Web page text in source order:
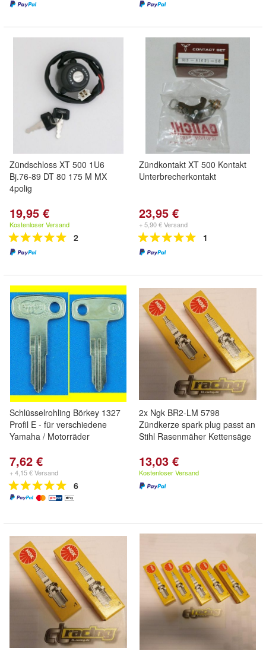
Zündschloss XT 500 1U6
Bj.76-89 DT 80 175 M MX
4polig
19,95 €
Kostenloser Versand
2
Zündkontakt XT 500 Kontakt
Unterbrecherkontakt
23,95 €
+ 5,90 € Versand
1
Schlüsselrohling Börkey 1327
Profil E - für verschiedene
Yamaha / Motorräder
7,62 €
+ 4,15 € Versand
6
2x Ngk BR2-LM 5798
Zündkerze spark plug passt an
Stihl Rasenmäher Kettensäge
13,03 €
Kostenloser Versand